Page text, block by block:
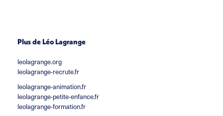
Plus de Léo Lagrange
leolagrange.org
leolagrange-recrute.fr
leolagrange-animation.fr
leolagrange-petite-enfance.fr
leolagrange-formation.fr